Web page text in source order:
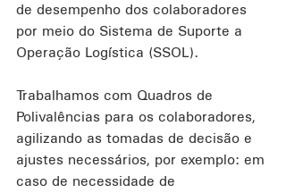
de desempenho dos colaboradores
por meio do Sistema de Suporte a
Operação Logística (SSOL).
Trabalhamos com Quadros de
Polivalências para os colaboradores,
agilizando as tomadas de decisão e
ajustes necessários, por exemplo: em
caso de necessidade de